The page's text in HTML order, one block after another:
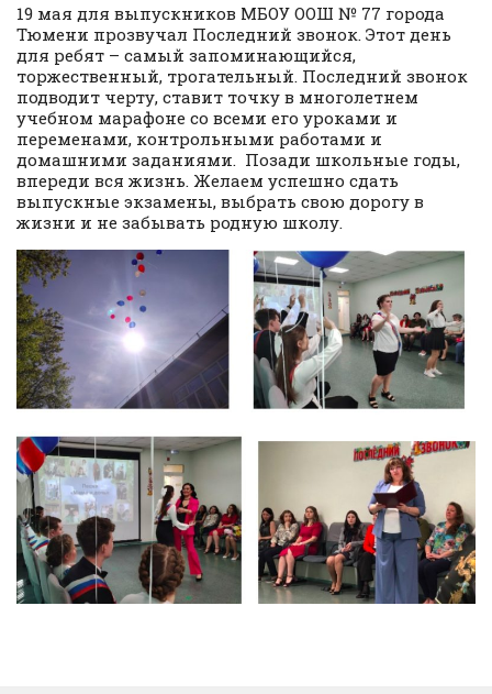
19 мая для выпускников МБОУ ООШ № 77 города
Тюмени прозвучал Последний звонок. Этот день
для ребят – самый запоминающийся,
торжественный, трогательный. Последний звонок
подводит черту, ставит точку в многолетнем
учебном марафоне со всеми его уроками и
переменами, контрольными работами и
домашними заданиями. Позади школьные годы,
впереди вся жизнь. Желаем успешно сдать
выпускные экзамены, выбрать свою дорогу в
жизни и не забывать родную школу.